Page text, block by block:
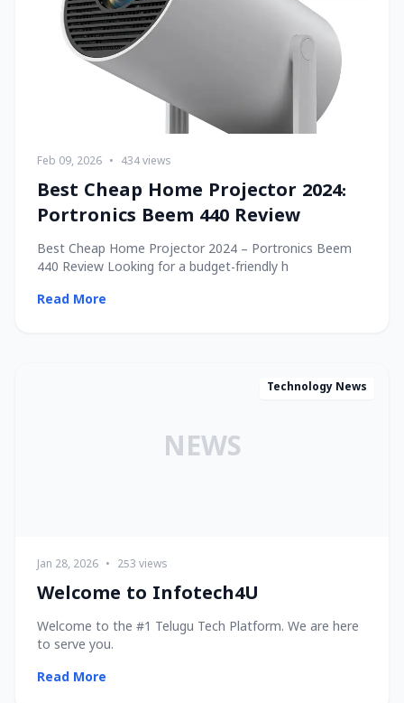
Feb 09, 2026 • 434 views
Best Cheap Home Projector 2024:
Portronics Beem 440 Review
Best Cheap Home Projector 2024 – Portronics Beem
440 Review Looking for a budget-friendly h
Read More
NEWS
Technology News
Jan 28, 2026 • 253 views
Welcome to Infotech4U
Welcome to the #1 Telugu Tech Platform. We are here
to serve you.
Read More